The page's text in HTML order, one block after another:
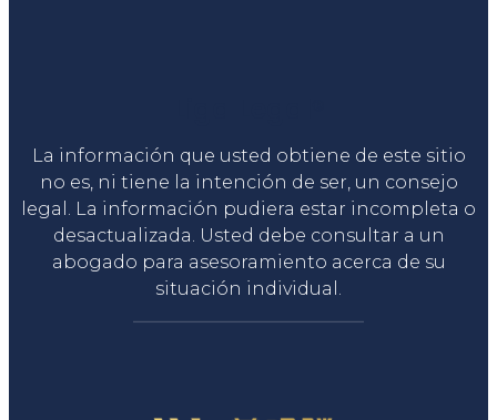
La información que usted obtiene de este sitio
no es, ni tiene la intención de ser, un consejo
legal. La información pudiera estar incompleta o
desactualizada. Usted debe consultar a un
abogado para asesoramiento acerca de su
situación individual.